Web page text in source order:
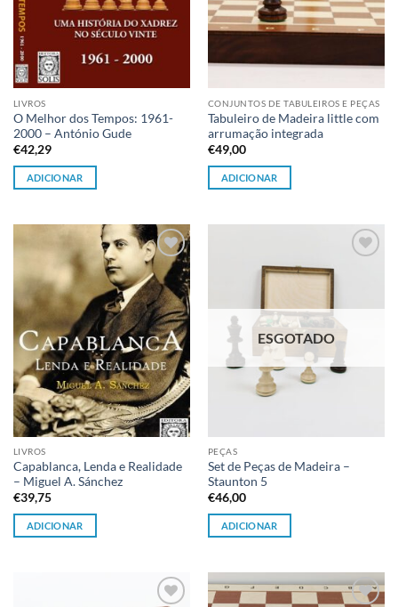
LIVROS
O Melhor dos Tempos: 1961-
2000 – António Gude
€42,29
ADICIONAR
CONJUNTOS DE TABULEIROS E PEÇAS
Tabuleiro de Madeira little com
arrumação integrada
€49,00
ADICIONAR
Adicionar
à lista de
desejos
LIVROS
Capablanca, Lenda e Realidade
– Miguel A. Sánchez
€39,75
ADICIONAR
Adicionar
ESGOTADO
PEÇAS
Set de Peças de Madeira –
Staunton 5
€46,00
ADICIONAR